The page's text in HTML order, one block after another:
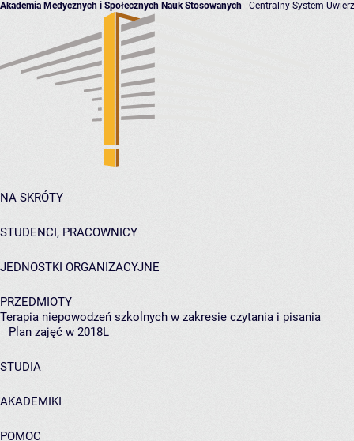
Akademia Medycznych i Społecznych Nauk Stosowanych - Centralny System
NA SKRÓTY
STUDENCI, PRACOWNICY
JEDNOSTKI ORGANIZACYJNE
PRZEDMIOTY
Terapia niepowodzeń szkolnych w zakresie czytania i pisania
Plan zajęć w 2018L
STUDIA
AKADEMIKI
POMOC